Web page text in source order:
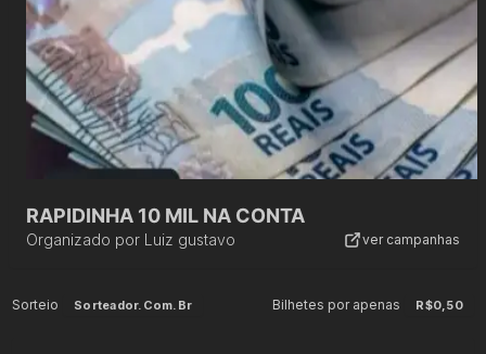
RAPIDINHA 10 MIL NA CONTA
Organizado por Luiz gustavo ver campanhas
Sorteio Sorteador.com.br Bilhetes por apenas R$0,50